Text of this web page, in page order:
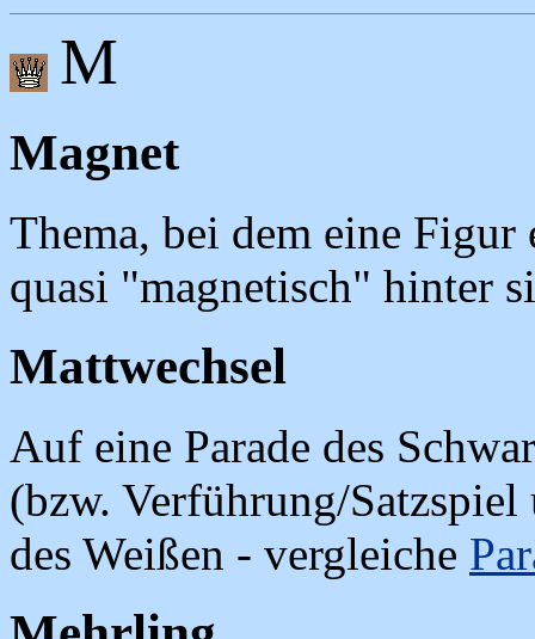
M
Magnet
Thema, bei dem eine
quasi "magnetisch" hinter
Mattwechsel
Auf eine Parade des
(bzw. Verführung/
des Weißen - vergleiche